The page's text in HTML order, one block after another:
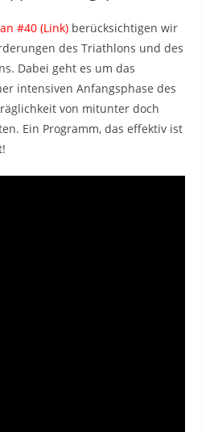
#40 (Link) berücksichtigen wir
des Triathlons und des
Dabei geht es um das
intensiven Anfangsphase des
von mitunter doch
Ein Programm, das effektiv ist